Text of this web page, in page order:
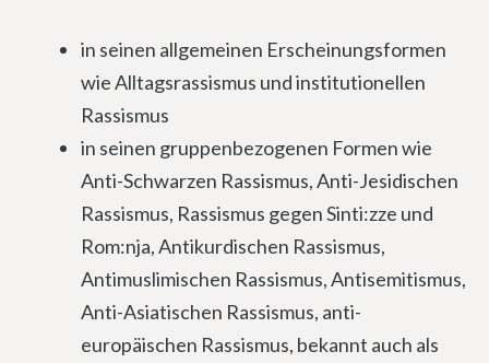
in seinen allgemeinen Erscheinungsformen
wie Alltagsrassismus und institutionellen
Rassismus
in seinen gruppenbezogenen Formen wie
Anti-Schwarzen Rassismus, Anti-Jesidischen
Rassismus, Rassismus gegen Sinti:zze und
Rom:nja, Antikurdischen Rassismus,
Antimuslimischen Rassismus, Antisemitismus,
Anti-Asiatischen Rassismus, anti-
europäischen Rassismus, bekannt auch als